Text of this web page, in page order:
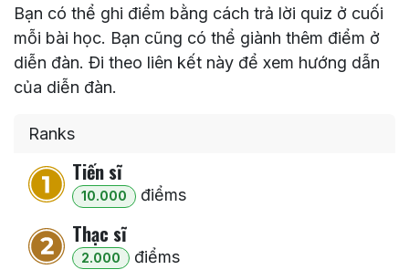
Bạn có thể ghi điểm bằng cách trả lời quiz ở cuối
mỗi bài học. Bạn cũng có thể giành thêm điểm ở
diễn đàn. Đi theo liên kết này để xem hướng dẫn
của diễn đàn.
Ranks
Tiến sĩ
10.000 điểms
Thạc sĩ
2.000 điểms